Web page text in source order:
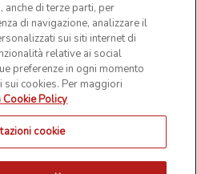
- c/o SM HUB - Via Consiglio dei
Repubblica di San Marino - Codice
- Iscrizione Registro Società n° 6210
anche di terze parti, per
di navigazione, analizzare il
sui siti internet di
relative ai social
preferenze in ogni momento
cookies. Per maggiori
Policy
cookie